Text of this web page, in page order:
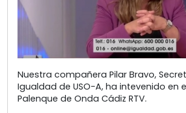
Nuestra compañera Pilar Bravo,
Igualdad de USO-A, ha intevenido en
Palenque de Onda Cádiz RTV.